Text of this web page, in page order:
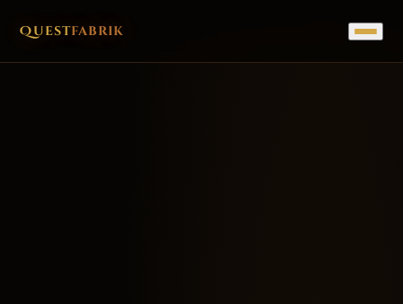
Questfabrik